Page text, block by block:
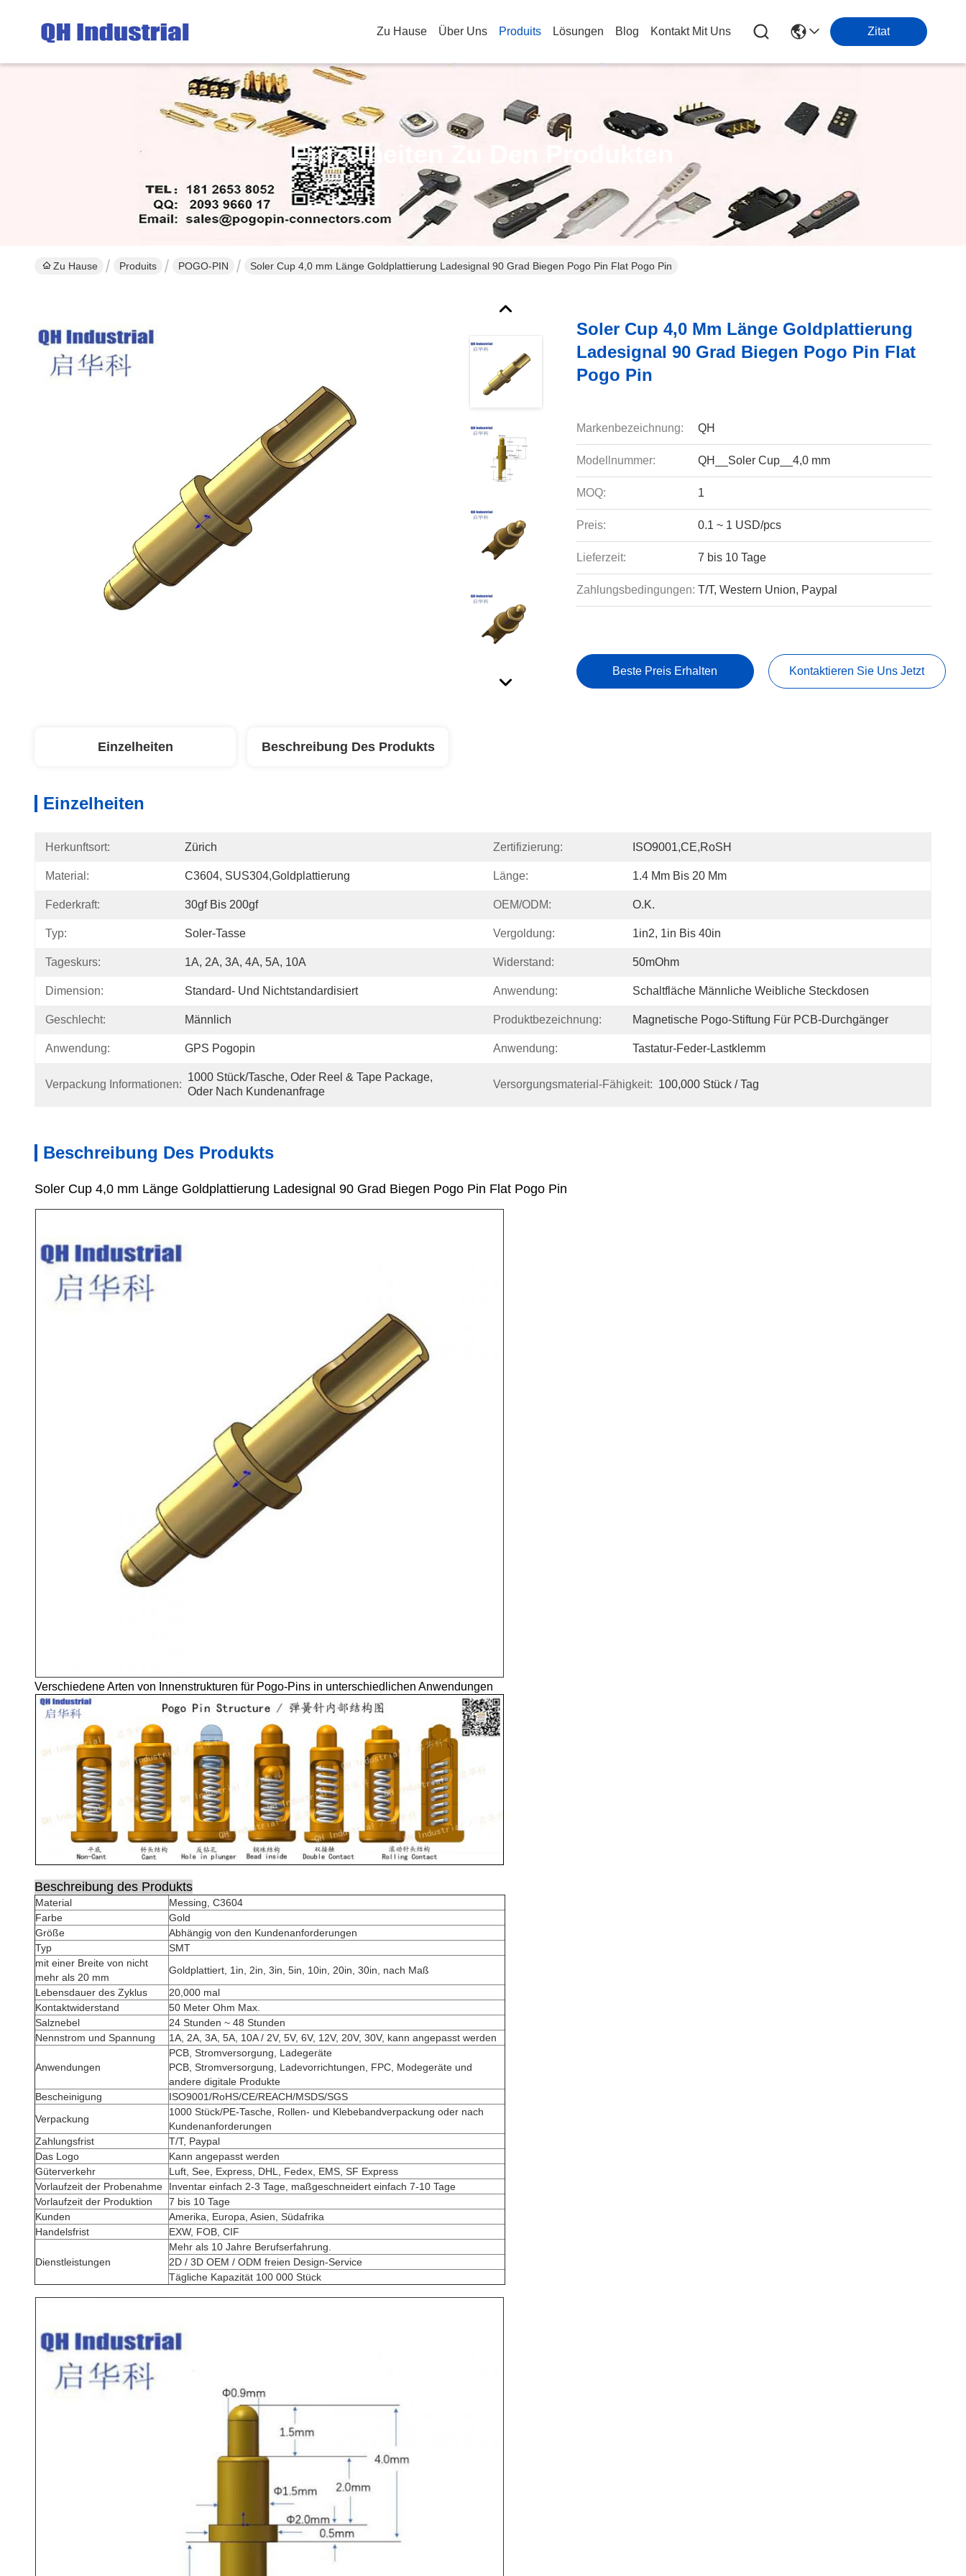
Zu Hause Über Uns Produits Lösungen Blog Kontakt Mit Uns Zitat
Einzelheiten Zu Den Produkten
Zu Hause Produits POGO-PIN Soler Cup 4,0 mm Länge Goldplattierung Ladesignal 90 Grad Biegen Pogo Pin Flat Pogo Pin
Soler Cup 4,0 Mm Länge Goldplattierung
Ladesignal 90 Grad Biegen Pogo Pin Flat
Pogo Pin
Markenbezeichnung: QH
Modellnummer: QH__Soler Cup__4,0 mm
MOQ: 1
Preis: 0.1 ~ 1 USD/pcs
Lieferzeit: 7 bis 10 Tage
Zahlungsbedingungen: T/T, Western Union, Paypal
Beste Preis Erhalten Kontaktieren Sie Uns Jetzt
Einzelheiten Beschreibung Des Produkts
Einzelheiten
Herkunftsort: Zürich Zertifizierung: ISO9001,CE,RoSH
Material: C3604, SUS304,Goldplattierung Länge: 1.4 Mm Bis 20 Mm
Federkraft: 30gf Bis 200gf OEM/ODM: O.K.
Typ: Soler-Tasse Vergoldung: 1in2, 1in Bis 40in
Tageskurs: 1A, 2A, 3A, 4A, 5A, 10A Widerstand: 50mOhm
Dimension: Standard- Und Nichtstandardisiert Anwendung: Schaltfläche Männliche Weibliche Steckdosen
Geschlecht: Männlich Produktbezeichnung: Magnetische Pogo-Stiftung Für PCB-Durchgänger
Anwendung: GPS Pogopin Anwendung: Tastatur-Feder-Lastklemm
Verpackung Informationen:
1000 Stück/Tasche, Oder Reel & Tape Package,
Oder Nach Kundenanfrage
Versorgungsmaterial-Fähigkeit: 100,000 Stück / Tag
Beschreibung Des Produkts
Soler Cup 4,0 mm Länge Goldplattierung Ladesignal 90 Grad Biegen Pogo Pin Flat Pogo Pin
Verschiedene Arten von Innenstrukturen für Pogo-Pins in unterschiedlichen Anwendungen
Beschreibung des Produkts
Material
Messing, C3604
Farbe
Gold
Größe
Abhängig von den Kundenanforderungen
Typ
SMT
mit einer Breite von nicht
mehr als 20 mm
Goldplattiert, 1in, 2in, 3in, 5in, 10in, 20in, 30in, nach Maß
Lebensdauer des Zyklus
20,000 mal
Kontaktwiderstand
50 Meter Ohm Max.
Salznebel
24 Stunden ~ 48 Stunden
Nennstrom und Spannung
1A, 2A, 3A, 5A, 10A / 2V, 5V, 6V, 12V, 20V, 30V, kann angepasst werden
Anwendungen
PCB, Stromversorgung, Ladegeräte
PCB, Stromversorgung, Ladevorrichtungen, FPC, Modegeräte und
andere digitale Produkte
Bescheinigung
ISO9001/RoHS/CE/REACH/MSDS/SGS
Verpackung
1000 Stück/PE-Tasche, Rollen- und Klebebandverpackung oder nach
Kundenanforderungen
Zahlungsfrist
T/T, Paypal
Das Logo
Kann angepasst werden
Güterverkehr
Luft, See, Express, DHL, Fedex, EMS, SF Express
Vorlaufzeit der Probenahme
Inventar einfach 2-3 Tage, maßgeschneidert einfach 7-10 Tage
Vorlaufzeit der Produktion
7 bis 10 Tage
Kunden
Amerika, Europa, Asien, Südafrika
Handelsfrist
EXW, FOB, CIF
Dienstleistungen
Mehr als 10 Jahre Berufserfahrung.
2D / 3D OEM / ODM freien Design-Service
Tägliche Kapazität 100 000 Stück